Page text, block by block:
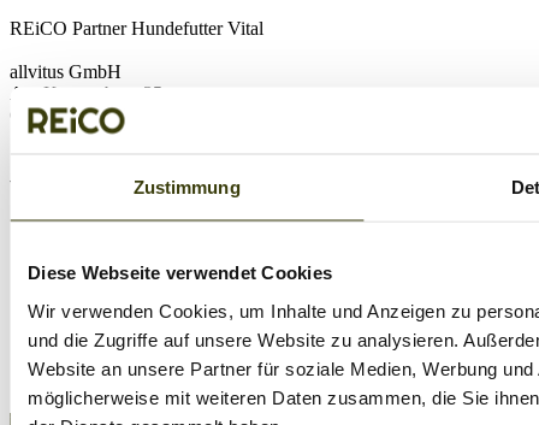
Zustimmung
Diese Webseite verwendet Cookies
Wir verwenden Cookies, um Inhalte und Anzeigen zu
und die Zugriffe auf unsere Website zu analysieren.
Website an unsere Partner für soziale Medien, Werbung
möglicherweise mit weiteren Daten zusammen, die Sie
REiCO Partner Hundefutter Vital
allvitus GmbH
Am Kaspersberg 35
63654 Büdingen
wichtige Links
Reico Vertriebspartner werden
Reico Hundefutter Test
Fütterungs-Guide
Neukundenbestellung
Kunden Login